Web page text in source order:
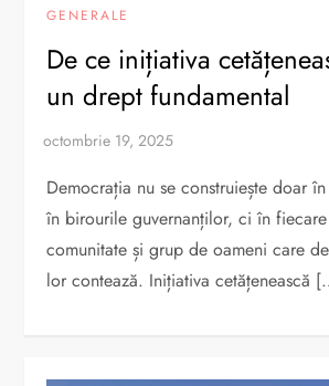
GENERALE
De ce inițiativa
un drept fundamental
Democrația nu se construiește doar
în birourile guvernanților, ci în
comunitate și grup de oameni care
lor contează. Inițiativa cetățenească